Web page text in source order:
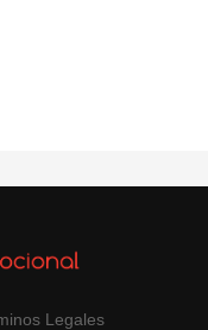
Legales